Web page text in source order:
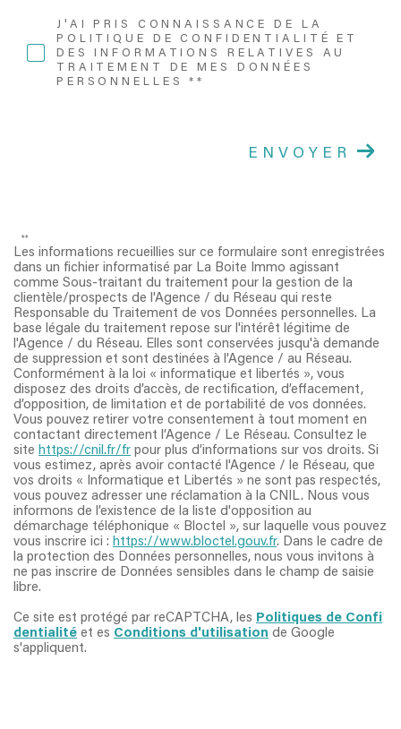
J'AI PRIS CONNAISSANCE DE LA
POLITIQUE DE CONFIDENTIALITÉ ET
DES INFORMATIONS RELATIVES AU
TRAITEMENT DE MES DONNÉES
PERSONNELLES **
ENVOYER
**
Les informations recueillies sur ce formulaire sont enregistrées
dans un fichier informatisé par La Boite Immo agissant
comme Sous-traitant du traitement pour la gestion de la
clientèle/prospects de l'Agence / du Réseau qui reste
Responsable du Traitement de vos Données personnelles. La
base légale du traitement repose sur l'intérêt légitime de
l'Agence / du Réseau. Elles sont conservées jusqu'à demande
de suppression et sont destinées à l'Agence / au Réseau.
Conformément à la loi « informatique et libertés », vous
disposez des droits d’accès, de rectification, d’effacement,
d’opposition, de limitation et de portabilité de vos données.
Vous pouvez retirer votre consentement à tout moment en
contactant directement l’Agence / Le Réseau. Consultez le
site https://cnil.fr/fr pour plus d’informations sur vos droits. Si
vous estimez, après avoir contacté l'Agence / le Réseau, que
vos droits « Informatique et Libertés » ne sont pas respectés,
vous pouvez adresser une réclamation à la CNIL. Nous vous
informons de l’existence de la liste d'opposition au
démarchage téléphonique « Bloctel », sur laquelle vous pouvez
vous inscrire ici : https://www.bloctel.gouv.fr. Dans le cadre de
la protection des Données personnelles, nous vous invitons à
ne pas inscrire de Données sensibles dans le champ de saisie
libre.
Ce site est protégé par reCAPTCHA, les Politiques de Confi
dentialité et es Conditions d'utilisation de Google
s'appliquent.